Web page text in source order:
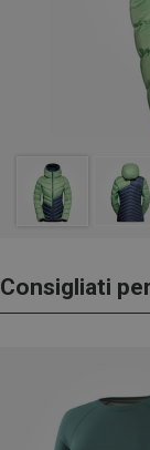
Consigliati